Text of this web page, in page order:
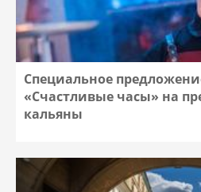
Специальное
«Счастливые часы» на
кальяны